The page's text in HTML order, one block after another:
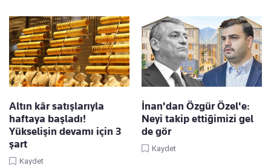
Altın kâr satışlarıyla
haftaya başladı!
Yükselişin devamı için 3
şart
Kaydet
İnan'dan Özgür Özel'e:
Neyi takip ettiğimizi gel
de gör
Kaydet